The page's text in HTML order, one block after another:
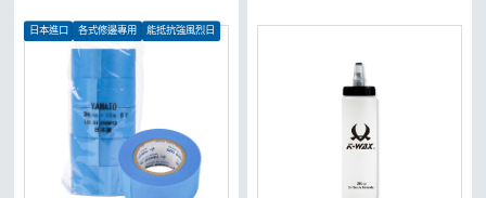
日本進口 各式修邊專用 能抵抗強風烈日